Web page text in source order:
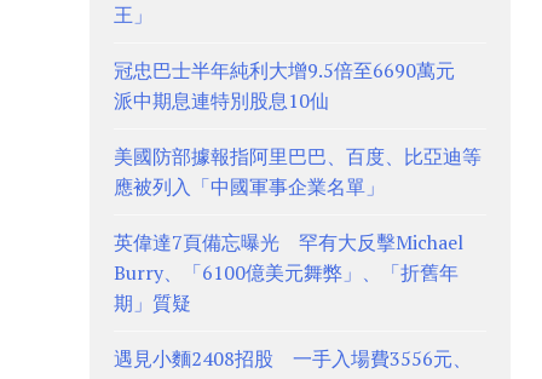
王」
冠忠巴士半年純利大增9.5倍至6690萬元
派中期息連特別股息10仙
美國防部據報指阿里巴巴、百度、比亞迪等
應被列入「中國軍事企業名單」
英偉達7頁備忘曝光 罕有大反擊Michael
Burry、「6100億美元舞弊」、「折舊年
期」質疑
遇見小麵2408招股 一手入場費3556元、